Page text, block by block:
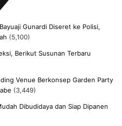
Gunardi Diseret ke Polisi,
(5,100)
Berikut Susunan Terbaru
Venue Berkonsep Garden Party
(3,449)
Dibudidaya dan Siap Dipanen